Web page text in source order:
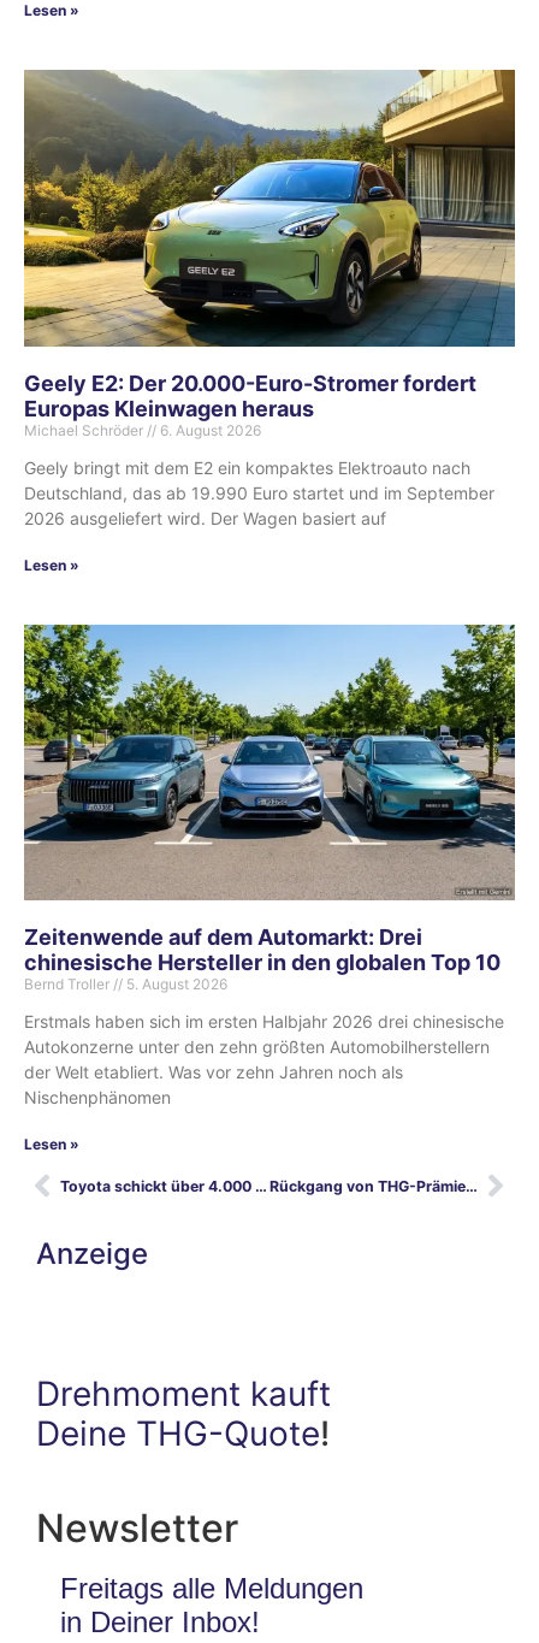
Lesen »
Geely E2: Der 20.000-Euro-Stromer fordert
Europas Kleinwagen heraus
Michael Schröder 6. August 2026
Geely bringt mit dem E2 ein kompaktes Elektroauto nach
Deutschland, das ab 19.990 Euro startet und im September
2026 ausgeliefert wird. Der Wagen basiert auf
Lesen »
Zeitenwende auf dem Automarkt: Drei
chinesische Hersteller in den globalen Top 10
Bernd Troller 5. August 2026
Erstmals haben sich im ersten Halbjahr 2026 drei chinesische
Autokonzerne unter den zehn größten Automobilherstellern
der Welt etabliert. Was vor zehn Jahren noch als
Nischenphänomen
Lesen »
Toyota schickt über 4.000 Beschäftigte aus Europa zu den Paralympischen Spielen Rückgang von THG-Prämien: Betrügereien auf Kosten von E-Auto-Besitzern
Anzeige
Drehmoment kauft
Deine THG-Quote!
Newsletter
Freitags alle Meldungen
in Deiner Inbox!